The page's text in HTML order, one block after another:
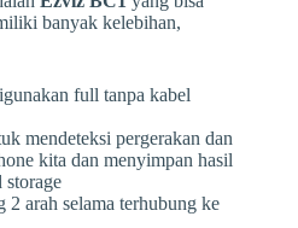
banyak kelebihan,
full tanpa kabel
mendeteksi pergerakan dan
kita dan menyimpan hasil
storage
arah selama terhubung ke